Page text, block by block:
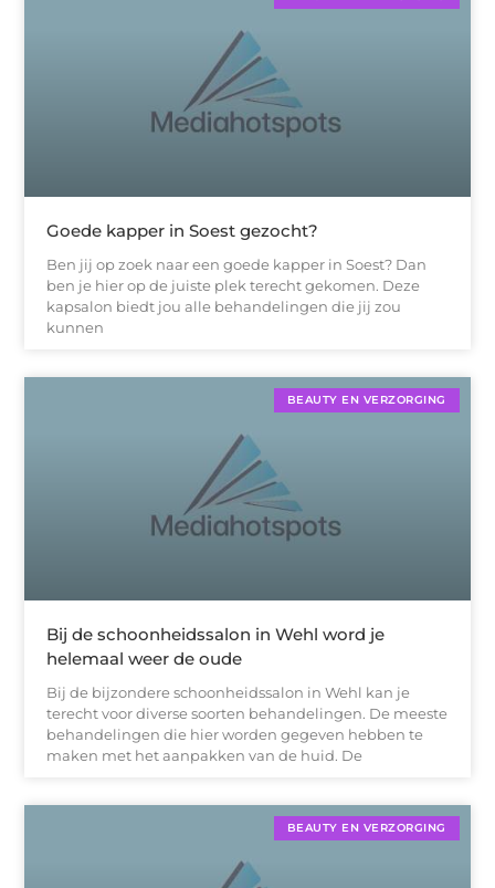
Goede kapper in Soest gezocht?
Ben jij op zoek naar een goede kapper in Soest? Dan
ben je hier op de juiste plek terecht gekomen. Deze
kapsalon biedt jou alle behandelingen die jij zou
kunnen
BEAUTY EN VERZORGING
Bij de schoonheidssalon in Wehl word je
helemaal weer de oude
Bij de bijzondere schoonheidssalon in Wehl kan je
terecht voor diverse soorten behandelingen. De meeste
behandelingen die hier worden gegeven hebben te
maken met het aanpakken van de huid. De
BEAUTY EN VERZORGING